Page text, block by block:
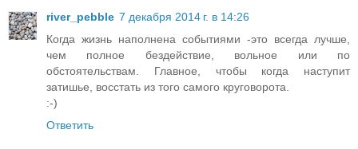
river_pebble 7 декабря 2014 г. в 14:26
Когда жизнь наполнена событиями -это всегда лучше,
чем полное бездействие, вольное или по
обстоятельствам. Главное, чтобы когда наступит
затишье, восстать из того самого круговорота.
:-)
Ответить